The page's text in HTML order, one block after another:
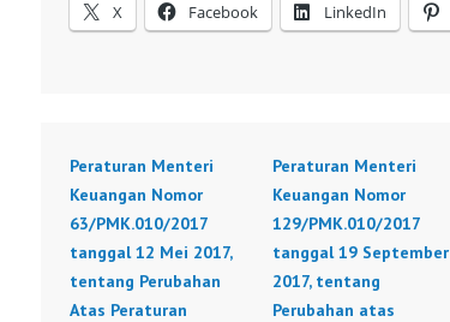
X Facebook LinkedIn
Peraturan Menteri
Keuangan Nomor
63/PMK.010/2017
tanggal 12 Mei 2017,
tentang Perubahan
Atas Peraturan
Peraturan Menteri
Keuangan Nomor
129/PMK.010/2017
tanggal 19 September
2017, tentang
Perubahan atas